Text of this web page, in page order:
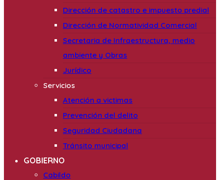
Dirección de catastro e impuesto predial
Dirección de Normatividad Comercial
Secretaria de Infraestructura, medio
ambiente y Obras
Jurídico
Servicios
Atención a victimas
Prevención del delito
Seguridad Ciudadana
Tránsito municipal
GOBIERNO
Cabildo